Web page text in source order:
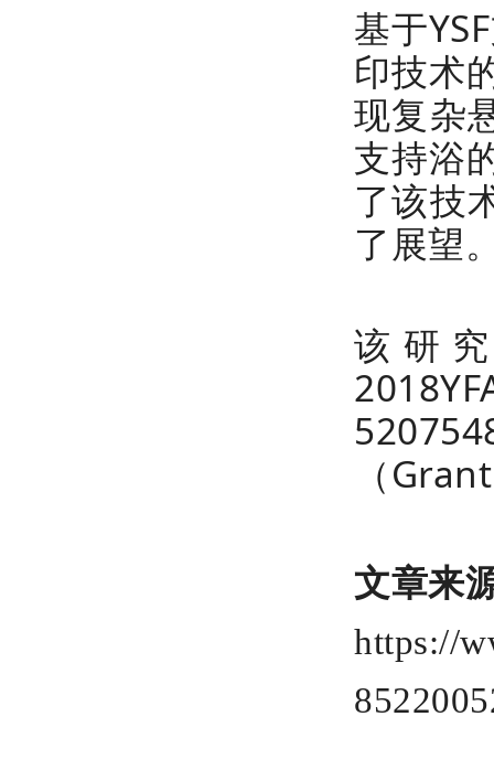
基于
印技术
现复杂
支持浴
了该技
了展望
该研
（
文章来
https://